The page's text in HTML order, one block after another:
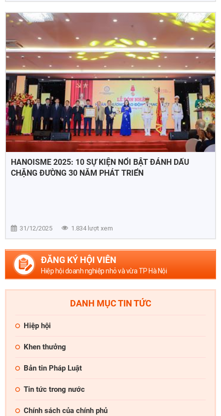
HANOISME 2025: 10 SỰ KIỆN NỔI BẬT ĐÁNH DẤU
CHẶNG ĐƯỜNG 30 NĂM PHÁT TRIỂN
31/12/2025 1.834 lượt xem
ĐĂNG KÝ HỘI VIÊN
Hiệp hội doanh nghiệp nhỏ và vừa TP Hà Nội
DANH MỤC TIN TỨC
Hiệp hội
Khen thưởng
Bản tin Pháp Luật
Tin tức trong nước
Chính sách của chính phủ